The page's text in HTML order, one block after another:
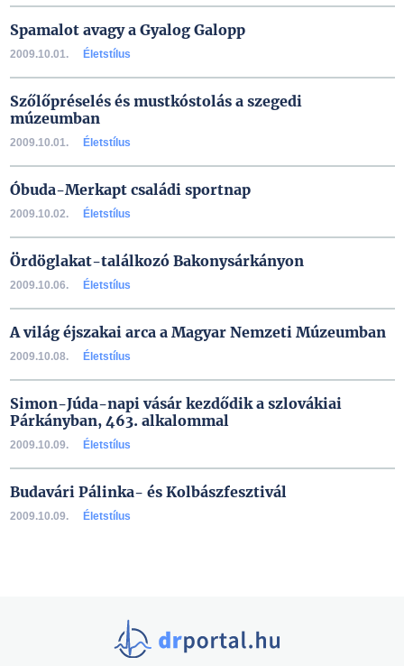
Spamalot avagy a Gyalog Galopp
2009.10.01. Életstílus
Szőlőpréselés és mustkóstolás a szegedi
múzeumban
2009.10.01. Életstílus
Óbuda-Merkapt családi sportnap
2009.10.02. Életstílus
Ördöglakat-találkozó Bakonysárkányon
2009.10.06. Életstílus
A világ éjszakai arca a Magyar Nemzeti Múzeumban
2009.10.08. Életstílus
Simon-Júda-napi vásár kezdődik a szlovákiai
Párkányban, 463. alkalommal
2009.10.09. Életstílus
Budavári Pálinka- és Kolbászfesztivál
2009.10.09. Életstílus